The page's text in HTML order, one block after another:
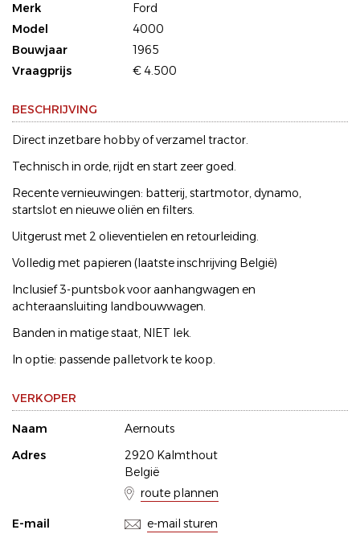
Merk
Ford
Model
4000
Bouwjaar
1965
Vraagprijs
€ 4.500
BESCHRIJVING
Direct inzetbare hobby of verzamel tractor.
Technisch in orde, rijdt en start zeer goed.
Recente vernieuwingen: batterij, startmotor, dynamo,
startslot en nieuwe oliën en filters.
Uitgerust met 2 olieventielen en retourleiding.
Volledig met papieren (laatste inschrijving België)
Inclusief 3-puntsbok voor aanhangwagen en
achteraansluiting landbouwwagen.
Banden in matige staat, NIET lek.
In optie: passende palletvork te koop.
VERKOPER
Naam
Aernouts
Adres
2920 Kalmthout
België
route plannen
E-mail e-mail sturen